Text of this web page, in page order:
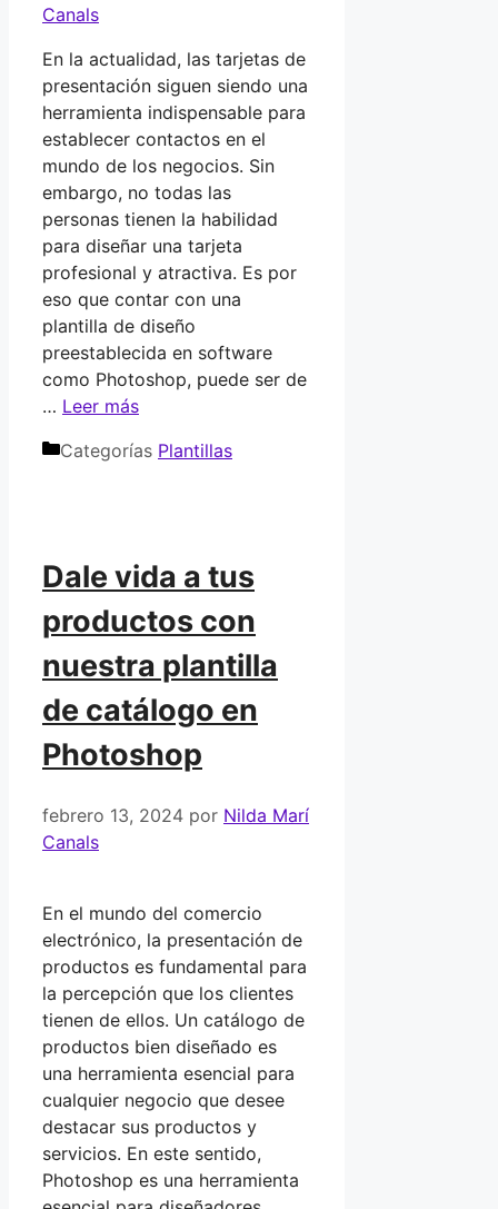
Canals
En la actualidad, las tarjetas de
presentación siguen siendo una
herramienta indispensable para
establecer contactos en el
mundo de los negocios. Sin
embargo, no todas las
personas tienen la habilidad
para diseñar una tarjeta
profesional y atractiva. Es por
eso que contar con una
plantilla de diseño
preestablecida en software
como Photoshop, puede ser de
… Leer más
Categorías Plantillas
Dale vida a tus
productos con
nuestra plantilla
de catálogo en
Photoshop
febrero 13, 2024 por Nilda Marí
Canals
En el mundo del comercio
electrónico, la presentación de
productos es fundamental para
la percepción que los clientes
tienen de ellos. Un catálogo de
productos bien diseñado es
una herramienta esencial para
cualquier negocio que desee
destacar sus productos y
servicios. En este sentido,
Photoshop es una herramienta